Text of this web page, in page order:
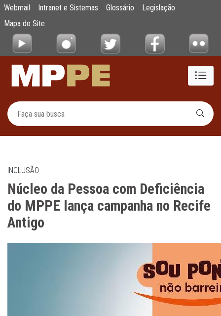
Pular para o Conteúdo principal
Núcleo da Pessoa com Deficiência do
Webmail Intranet e Sistemas Glossário
Legislação
Mapa do Site
INCLUSÃO
Núcleo da Pessoa com Deficiência
do MPPE lança campanha no Recife
Antigo